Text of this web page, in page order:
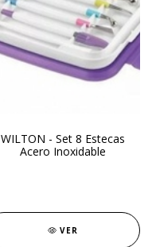
WILTON - Set 8 Estecas
Acero Inoxidable
VER